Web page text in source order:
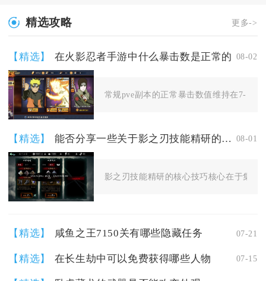
精选攻略 更多->
【精选】 在火影忍者手游中什么暴击数是正常的 08-02
常规pve副本的正常暴击数值维持在7‑10
【精选】 能否分享一些关于影之刃技能精研的技巧 08-01
影之刃技能精研的核心技巧核心在于集中
【精选】 咸鱼之王7150关有哪些隐藏任务 07-21
【精选】 在长生劫中可以免费获得哪些人物 07-15